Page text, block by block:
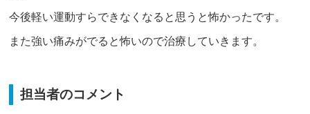
今後軽い運動すらできなくなると思うと怖かったです。
また強い痛みがでると怖いので治療していきます。
担当者のコメント